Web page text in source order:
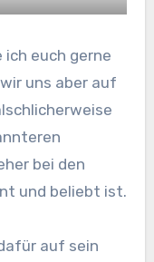
euch gerne
uns aber auf
bei den
und beliebt ist.
auf sein